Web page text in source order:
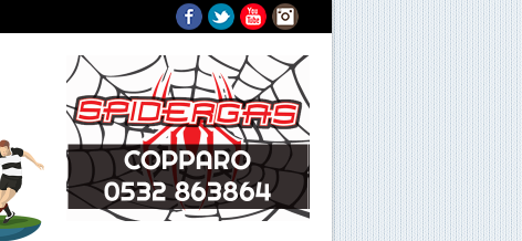
Facebook
TwitterYouTubeInstagram